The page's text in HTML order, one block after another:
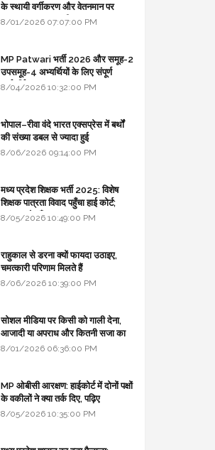
के स्थायी वर्गीकरण और वेतनमान पर
सरकार का बड़ा स्पष्टीकरण
8/01/2026 07:07:00 PM
MP Patwari भर्ती 2026 और समूह-2
उपसमूह-4 अभ्यर्थियों के लिए संपूर्ण
मार्गदर्शिका
8/04/2026 10:32:00 PM
भोपाल–रीवा वंदे भारत एक्सप्रेस में बर्थों
की संख्या डबल से ज्यादा हुई
8/06/2026 09:14:00 PM
मध्य प्रदेश शिक्षक भर्ती 2025: विशेष
शिक्षक पात्रता विवाद पहुँचा हाई कोर्ट;
सरकार से माँगा जवाब
8/05/2026 10:49:00 PM
राहुकाल से डरना क्यों फायदा उठाइए,
चमत्कारी परिणाम मिलते हैं
8/06/2026 10:39:00 PM
सोशल मीडिया पर किसी को गाली देना,
आजादी या अपराध और कितनी सजा का
प्रावधान - free legal advice
8/01/2026 06:36:00 PM
MP ओबीसी आरक्षण: हाईकोर्ट में दोनों पक्षों
के वकीलों ने क्या तर्क दिए, पढ़िए
8/05/2026 10:35:00 PM